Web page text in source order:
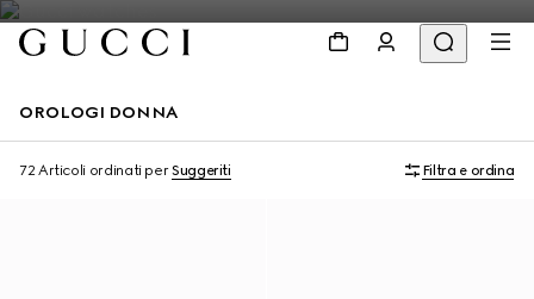
OROLOGI DONNA
72 Articoli ordinati perSuggeriti Filtra e ordina